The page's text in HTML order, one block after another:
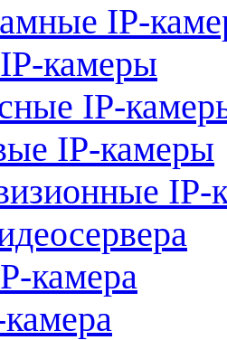
IP-
камеры
IP-
IP-камеры
IP-
камера